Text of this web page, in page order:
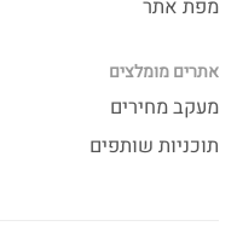
מפת אתר
אתרים מומלצים
מעקב מחירים
תוכניות שותפים